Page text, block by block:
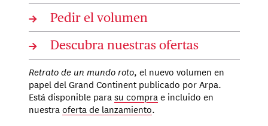
→ Pedir el volumen
→ Descubra nuestras ofertas
Retrato de un mundo roto, el nuevo volumen en
papel del Grand Continent publicado por Arpa.
Está disponible parasu comprae incluido en
nuestraoferta de lanzamiento.